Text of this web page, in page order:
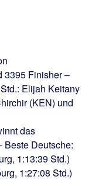
3395 Finisher –
Elijah Keitany
(KEN) und
das
Beste Deutsche:
1:13:39 Std.)
1:27:08 Std.)